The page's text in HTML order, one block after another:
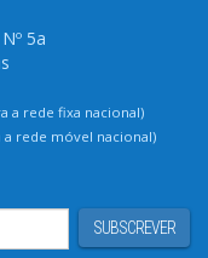
5a
a rede fixa nacional)
a rede móvel nacional)
SUBSCREVER